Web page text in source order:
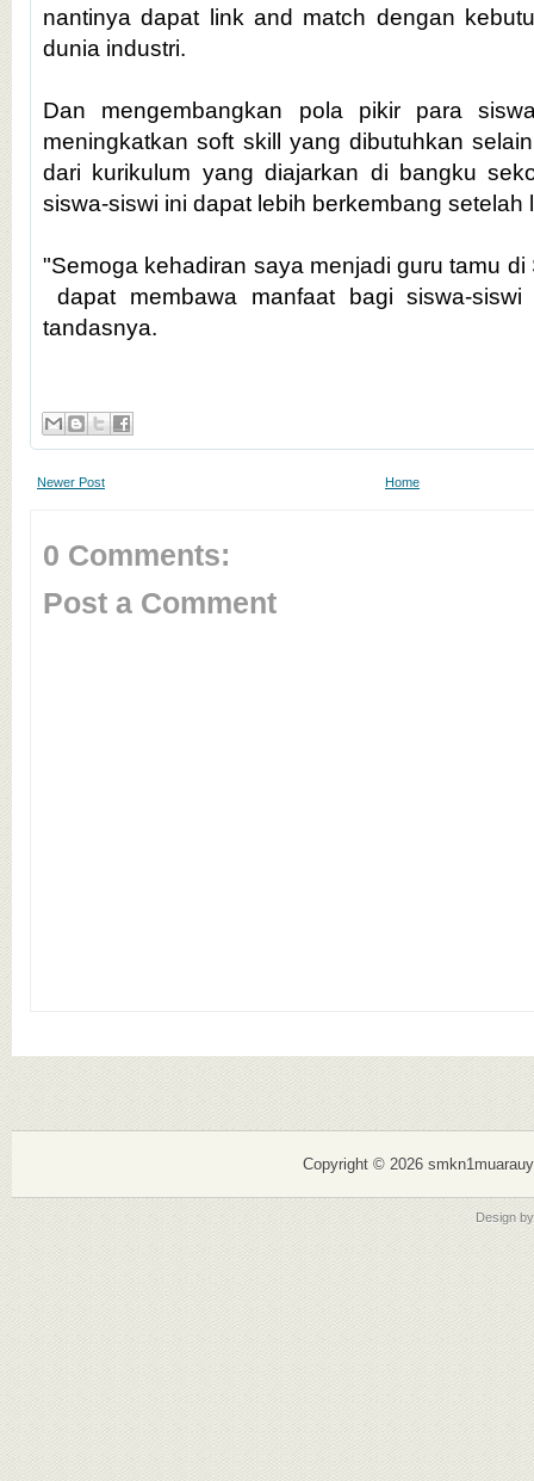
nantinya dapat link and match dengan
dunia industri.
Dan mengembangkan pola pikir para
meningkatkan soft skill yang dibutuhkan
dari kurikulum yang diajarkan di bangku
siswa-siswi ini dapat lebih berkembang setelah
"Semoga kehadiran saya menjadi guru tamu di
dapat membawa manfaat bagi siswa-
tandasnya.
Newer Post Home
0 Comments:
Post a Comment
Copyright © 2026
Design